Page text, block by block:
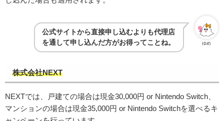
ゆめ
公式サイトから直接申し込むよりも代理店
を通して申し込んだ方がお得ってことね。
株式会社NEXT
NEXTでは、戸建ての場合は現金30,000円 or Nintendo Switch、
マンションの場合は現金35,000円 or Nintendo Switchを選べるキ